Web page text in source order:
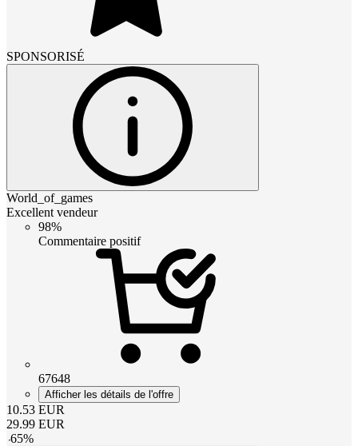
SPONSORISÉ
World_of_games
Excellent vendeur
98%
Commentaire positif
67648
Afficher les détails de l'offre
10.53 EUR
29.99 EUR
-65%